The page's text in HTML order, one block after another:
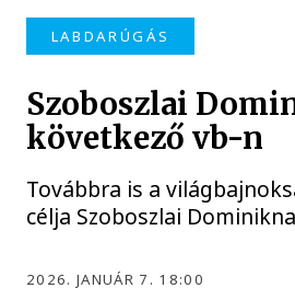
LABDARÚGÁS
Szoboszlai
következő vb-n
Továbbra is a
célja Szoboszlai
2026. JANUÁR 7. 18:00